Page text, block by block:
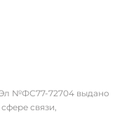
№ФС77-72704 выдано
связи,